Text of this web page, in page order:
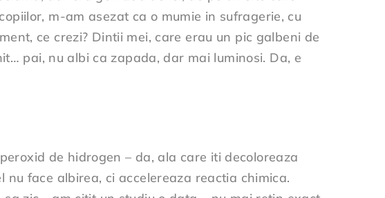
m-am asezat ca o mumie in sufragerie, cu
ce crezi? Dintii mei, care erau un pic galbeni de
pai, nu albi ca zapada, dar mai luminosi. Da, e
de hidrogen – da, ala care iti decoloreaza
face albirea, ci accelereaza reactia chimica.